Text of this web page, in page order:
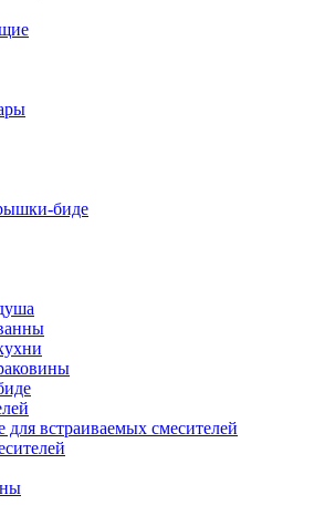
биде
встраиваемых смесителей